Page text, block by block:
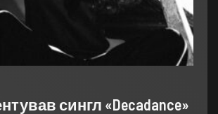
сингл «Decadance»